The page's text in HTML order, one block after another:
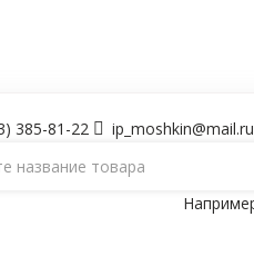
385-81-22 ip_moshkin@mail.ru